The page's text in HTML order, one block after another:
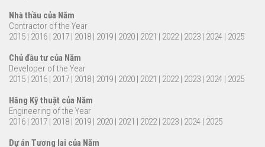
Nhà thầu của Năm
Contractor of the Year
2015 | 2016 | 2017 | 2018 | 2019 | 2020 | 2021 | 2022| 2023 | 2024 | 2025
Chủ đầu tư của Năm
Developer of the Year
2015 | 2016 | 2017 | 2018 | 2019 | 2020 | 2021 | 2022| 2023 | 2024 | 2025
Hãng Kỹ thuật của Năm
Engineering of the Year
2016 | 2017 | 2018 | 2019 | 2020 | 2021 | 2022| 2023 | 2024 | 2025
Dự án Tương lai của Năm